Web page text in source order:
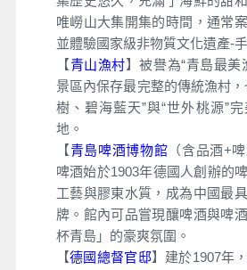
唯嶗山大集開集的時間，通常
並體驗國家級非物質文化遺產-
【青山漁村】被譽為“青島最美
景區內保存最完整的傳統漁村
樹、碧海藍天”與“世外桃源”
地。
【青島啤酒博物館 （含品酒+
啤酒始於1903年德國人創辦的
工藝與膠東水質，成為中國最
牌。館內可品嘗現釀啤酒與啤
杯青島」的豪爽氛圍。
【德國總督官邸】建於1907年